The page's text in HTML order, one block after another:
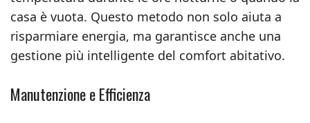
casa è vuota. Questo metodo non solo aiuta a
risparmiare energia, ma garantisce anche una
gestione più intelligente del comfort abitativo.
Manutenzione e Efficienza